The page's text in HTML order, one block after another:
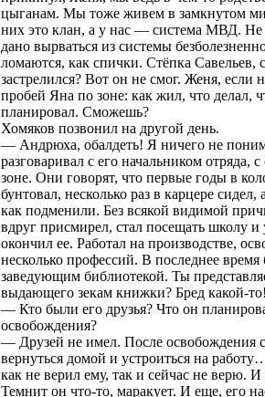
цыганам. Мы тоже живем в замкнутом
них это клан, а у нас — система МВД.
дано вырваться из системы
ломаются, как спички. Стёпка Савельев,
застрелился? Вот он не смог. Женя, если
пробей Яна по зоне: как жил, что делал,
планировал. Сможешь?
Хомяков позвонил на другой день.
— Андрюха, обалдеть! Я ничего не
разговаривал с его начальником отряда,
зоне. Они говорят, что первые годы в
бунтовал, несколько раз в карцере сидел,
как подменили. Без всякой видимой
вдруг присмирел, стал посещать школу
окончил ее. Работал на производстве,
несколько профессий. В последнее время
заведующим библиотекой. Ты
выдающего зекам книжки? Бред какой-
— Кто были его друзья? Что он
освобождения?
— Друзей не имел. После освобождения
вернуться домой и устроиться на
как не верил ему, так и сейчас не верю.
Темнит он что-то, маракует. И еще, его